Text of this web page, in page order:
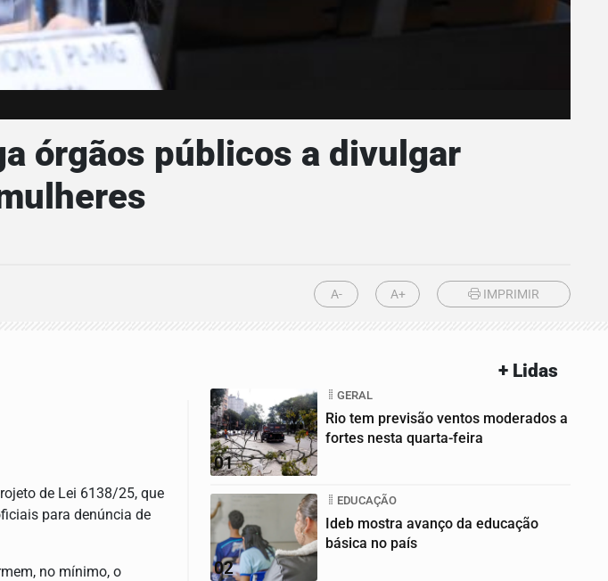
órgãos públicos a divulgar
A- A+ IMPRIMIR
de Lei 6138/25, que
para denúncia de
no mínimo, o
+ Lidas
01
GERAL
Rio tem previsão ventos moderados a
fortes nesta quarta-feira
02
EDUCAÇÃO
Ideb mostra avanço da educação
básica no país